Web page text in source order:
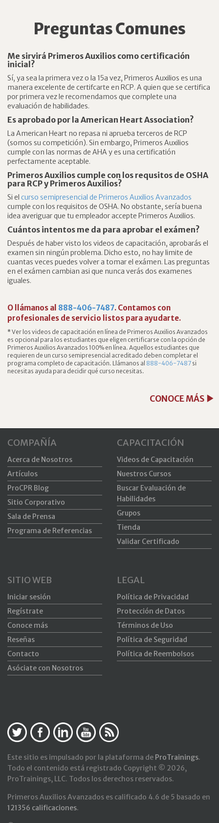
Preguntas Comunes
Me sirvirá Primeros Auxilios como certificación
inicial?
Sí, ya sea la primera vez o la 15a vez, Primeros Auxilios es una
manera excelente de certifcarte en RCP. A quien que se certifica
por primera vez le recomendamos que complete una
evaluación de habilidades.
Es aprobado por la American Heart Association?
La American Heart no repasa ni aprueba terceros de RCP
(somos su competición). Sin embargo, Primeros Auxilios
cumple con las normas de AHA y es una certificatión
perfectamente aceptable.
Primeros Auxilios cumple con los requsitos de OSHA
para RCP y Primeros Auxilios?
Si el curso semipresencial de Primeros Auxilios Avanzados
cumple con los requisitos de OSHA. No obstante, sería buena
idea averiguar que tu empleador accepte Primeros Auxilios.
Cuántos intentos me da para aprobar el exámen?
Después de haber visto los videos de capacitación, aprobarás el
examen sin ningún problema. Dicho esto, no hay limite de
cuantas veces puedes volver a tomar el exámen. Las preguntas
en el exámen cambian asi que nunca verás dos examenes
iguales.
O llámanos al 888-406-7487. Contamos con
profesionales de servicio listos para ayudarte.
* Ver los videos de capacitación en línea de Primeros Auxilios Avanzados
es opcional para los estudiantes que eligen certificarse con la opción de
Primeros Auxilios Avanzados 100% en línea. Aquellos estudiantes que
requieren de un curso semipresencial acreditado deben completar el
programa completo de capacitación. Llámanos al 888-406-7487 si
necesitas ayuda para decidir qué curso necesitas.
CONOCE MÁS
COMPAÑÍA
Acerca de Nosotros
Artículos
ProCPR Blog
Sitio Corporativo
Sala de Prensa
Programa de Referencias
CAPACITACIÓN
Videos de Capacitación
Nuestros Cursos
Buscar Evaluación de
Habilidades
Grupos
Tienda
Validar Certificado
SITIO WEB
Iniciar sesión
Regístrate
Conoce más
Reseñas
Contacto
Asóciate con Nosotros
LEGAL
Política de Privacidad
Protección de Datos
Términos de Uso
Política de Seguridad
Política de Reembolsos
Este sitio es impulsado por la plataforma de ProTrainings.
Todo el contenido está registrado Copyright © 2026,
ProTrainings, LLC. Todos los derechos reservados.
Primeros Auxilios Avanzados es calificado 4.6 de 5 basado en
121356 calificaciones.